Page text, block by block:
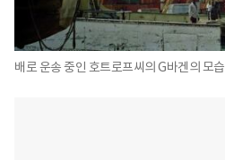
배로 운송 중인 호트로프씨의 G바겐의 모습